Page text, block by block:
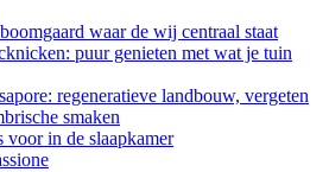
waar de wij centraal staat
puur genieten met wat je tuin
regeneratieve landbouw, vergeten
smaken
voor in de slaapkamer